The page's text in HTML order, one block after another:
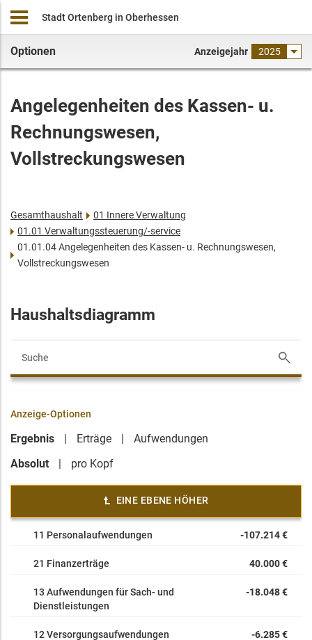
Stadt Ortenberg in Oberhessen
Optionen Anzeigejahr 2025
Angelegenheiten des Kassen- u.
Rechnungswesen,
Vollstreckungswesen
Gesamthaushalt
01 Innere Verwaltung
01.01 Verwaltungssteuerung/-service
01.01.04 Angelegenheiten des Kassen- u. Rechnungswesen,
Vollstreckungswesen
Haushaltsdiagramm
Anzeige-Optionen
Ergebnis Erträge
Aufwendungen
Absolut
pro Kopf
EINE EBENE HÖHER
11 Personalaufwendungen -107.214 €
21 Finanzerträge 40.000 €
13 Aufwendungen für Sach- und
Dienstleistungen
-18.048 €
12 Versorgungsaufwendungen -6.285 €